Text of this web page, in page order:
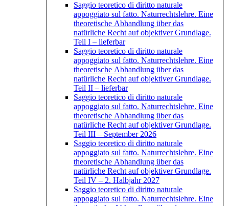
Saggio teoretico di diritto naturale
appoggiato sul fatto. Naturrechtslehre. Eine
theoretische Abhandlung über das
natürliche Recht auf objektiver Grundlage.
Teil I – lieferbar
Saggio teoretico di diritto naturale
appoggiato sul fatto. Naturrechtslehre. Eine
theoretische Abhandlung über das
natürliche Recht auf objektiver Grundlage.
Teil II – lieferbar
Saggio teoretico di diritto naturale
appoggiato sul fatto. Naturrechtslehre. Eine
theoretische Abhandlung über das
natürliche Recht auf objektiver Grundlage.
Teil III – September 2026
Saggio teoretico di diritto naturale
appoggiato sul fatto. Naturrechtslehre. Eine
theoretische Abhandlung über das
natürliche Recht auf objektiver Grundlage.
Teil IV – 2. Halbjahr 2027
Saggio teoretico di diritto naturale
appoggiato sul fatto. Naturrechtslehre. Eine